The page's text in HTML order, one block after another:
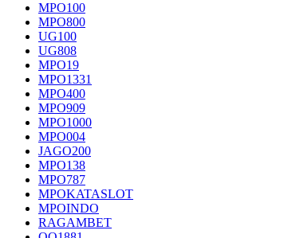
MPO100
MPO800
UG100
UG808
MPO19
MPO1331
MPO400
MPO909
MPO1000
MPO004
JAGO200
MPO138
MPO787
MPOKATASLOT
MPOINDO
RAGAMBET